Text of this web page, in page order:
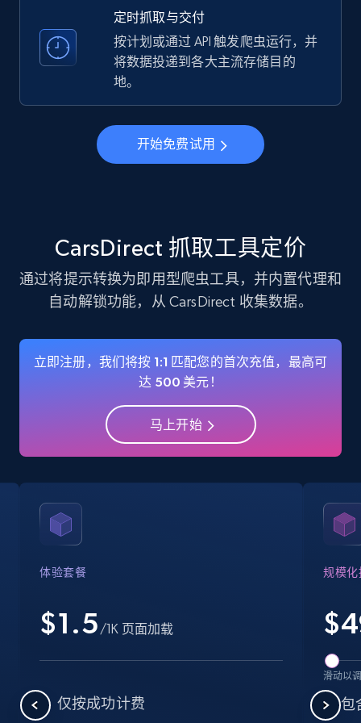
verified, and more.
22.2K+ 3.4K+ 注册使用
Instagram - Profiles - Collect profile
information by user name
22.2K+ 3.4K+ 注册使用
Name, URL, ID, Cb rank, Region, About,
Industries, Operating status, and more.
1.6K+ 注册使用
Crunchbase companies information -
Searching data by keyword
Name, URL, ID, Cb rank, Region, About,
Industries, Operating status, and more.
URL, Job posting id, Job title, Company name,
定时抓取与交付
按计划或通过 API 触发爬虫运行，并
将数据投递到各大主流存储目的
地。
开始免费试用
CarsDirect 抓取工具定价
通过将提示转换为即用型爬虫工具，并内置代理和
自动解锁功能，从 CarsDirect 收集数据。
立即注册，我们将按 1:1 匹配您的首次充值，最高可
达 500 美元！
马上开始
体验套餐
$1.5 /1K 页面加载
仅按成功计费
规模化
$
滑动以
包